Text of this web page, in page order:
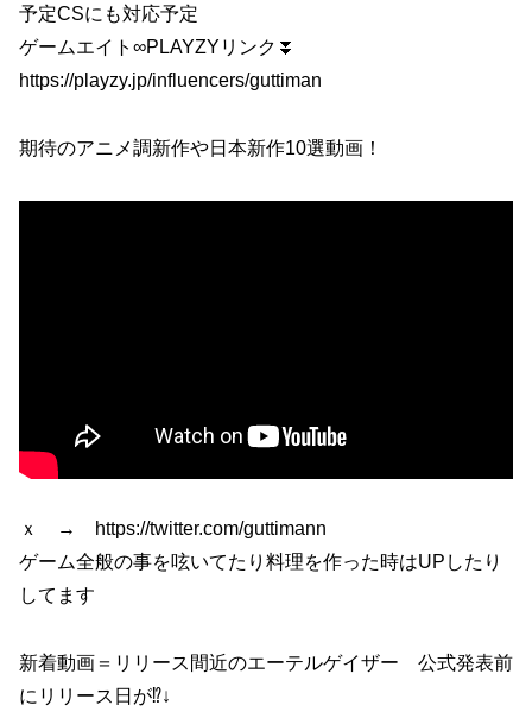
予定CSにも対応予定
ゲームエイト∞PLAYZYリンク⏬
https://playzy.jp/influencers/guttiman
期待のアニメ調新作や日本新作10選動画！
ｘ → https://twitter.com/guttimann
ゲーム全般の事を呟いてたり料理を作った時はUPしたり
してます
新着動画＝リリース間近のエーテルゲイザー 公式発表前
にリリース日が⁉↓